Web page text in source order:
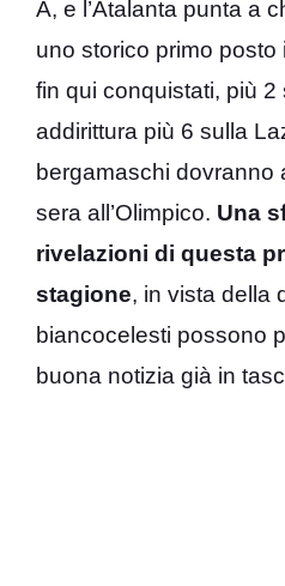
A, e l’Atalanta punta a
uno storico primo
fin qui conquistati, più
addirittura più 6 sulla
bergamaschi dovranno
sera all’Olimpico. Una
rivelazioni di questa
stagione, in vista della
biancocelesti possono
buona notizia già in